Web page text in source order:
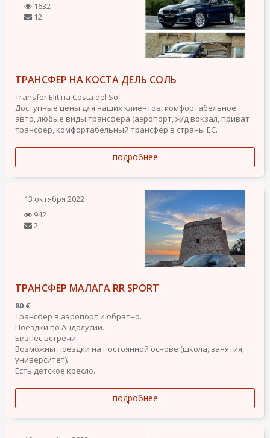
1632
12
ТРАНСФЕР НА КОСТА ДЕЛЬ СОЛЬ
Transfer Elit на Costa del Sol.
Доступные цены для наших клиентов, комфортабельное
авто, любые виды трансфера (аэропорт, ж/д вокзал, приват
трансфер, комфортабельный трансфер в страны ЕС.
подробнее
13 октября 2022
942
2
ТРАНСФЕР МАЛАГА RR SPORT
80 €
Трансфер в аэропорт и обратно.
Поездки по Андалусии.
Бизнес встречи.
Возможны поездки на постоянной основе (школа, занятия,
университет).
Есть детское кресло.
подробнее